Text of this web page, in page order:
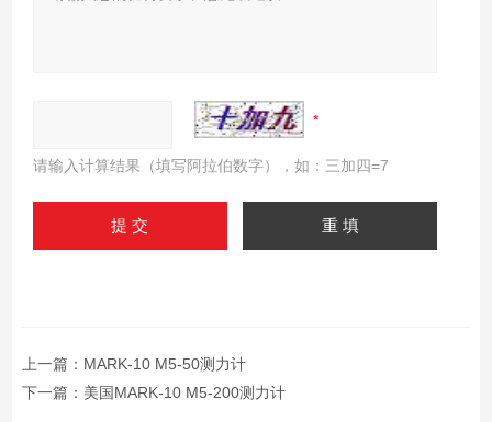
请输入计算结果（填写阿拉伯数字），如：三加四=7
上一篇： MARK-10 M5-50测力计
下一篇： 美国MARK-10 M5-200测力计